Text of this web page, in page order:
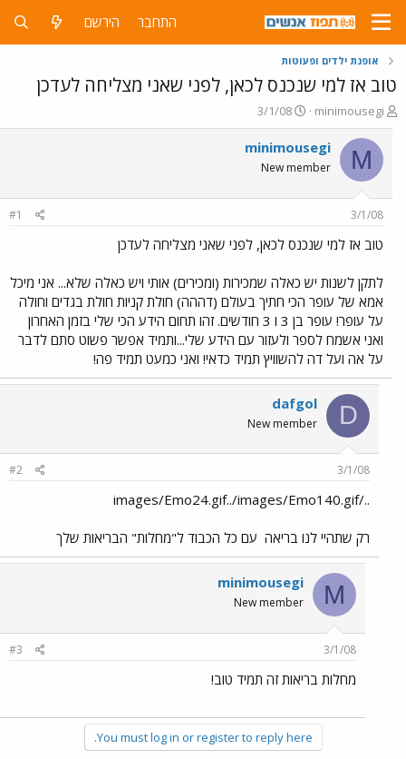
התחבר הירשם
אופנת ילדים ופעוטות
טוב אז למי שנכנס לכאן, לפני שאני מצליחה לעדכן
פ
ו
ת
ח
ה
ש
א
minimousegi
פ
ו
ר
ם
ר
3/1/08
M
minimousegi
New member
3/1/08
#1
טוב אז למי שנכנס לכאן, לפני שאני מצליחה לעדכן
לתקן לשנות יש כאלה שמכירות (ומכירים) אותי ויש כאלה שלא... אני מיכל
אמא של עופר הכי חתיך בעולם (דההה) חולת קניות חולת בגדים וחולה
על עופר! עופר בן 3 ו 3 חודשים. זהו תחום הידע הכי שלי בזמן האחרון
ואני אשמח לספר ולעזור עם הידע שלי...ותמיד אפשר פשוט סתם לדבר
על אה ועל דה להשוויץ תמיד כדאי! ואני כמעט תמיד פה!
D
dafgol
New member
3/1/08
#2
../images/Emo24.gif../images/Emo140.gif
רק שתהיי לנו בריאה עם כל הכבוד ל"מחלות" הבריאות שלך
M
minimousegi
New member
3/1/08
#3
מחלות בריאות זה תמיד טוב!
You must log in or register to reply here.